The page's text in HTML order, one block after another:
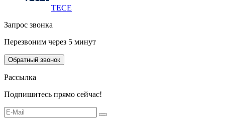
TECE
Запрос звонка
Перезвоним через 5 минут
Обратный звонок
Рассылка
Подпишитесь прямо сейчас!